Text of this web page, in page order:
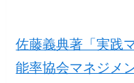
佐藤義典著「実践
能率協会マネジメ